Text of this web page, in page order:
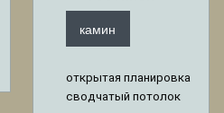
камин
открытая планировка
сводчатый потолок